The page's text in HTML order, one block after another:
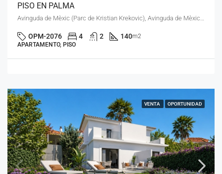
PISO EN PALMA
OPM-2076 4 2 140m2
APARTAMENTO, PISO
VENTA OPORTUNIDAD